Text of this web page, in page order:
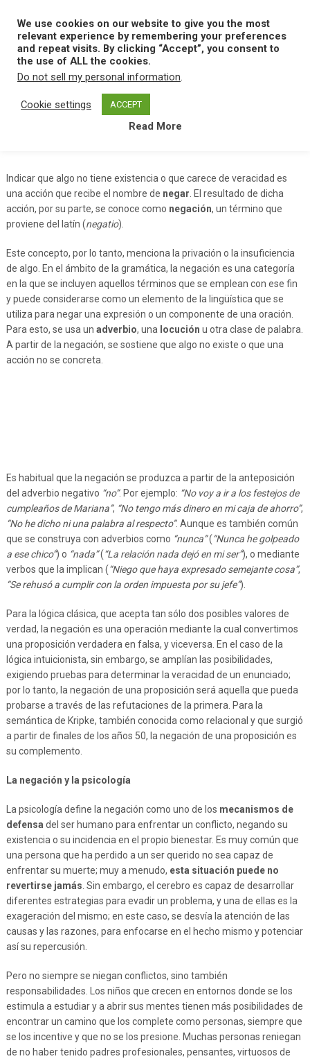
content
MENU
Home N Negacion
Indicar que algo no tiene existencia o que carece de veracidad es
una acción que recibe el nombre de negar . El resultado de dicha
acción, por su parte, se conoce como negación, un término que
proviene del latín (negatio).
Este concepto, por lo tanto, menciona la privación o la insuficiencia
de algo. En el ámbito de la gramática, la negación es una categoría
en la que se incluyen aquellos términos que se emplean con ese fin
y puede considerarse como un elemento de la lingüística que se
utiliza para negar una expresión o un componente de una oración.
Para esto, se usa un adverbio, una locución u otra clase de palabra.
A partir de la negación, se sostiene que algo no existe o que una
acción no se concreta.
Es habitual que la negación se produzca a partir de la anteposición
del adverbio negativo “no”. Por ejemplo: “No voy a ir a los festejos de
cumpleaños de Mariana”, “No tengo más dinero en mi caja de ahorro”,
“No he dicho ni una palabra al respecto”. Aunque es también común
que se construya con adverbios como “nunca”(“Nunca he golpeado
a ese chico”) o “nada”(“La relación nada dejó en mi ser”), o mediante
verbos que la implican (“Niego que haya expresado semejante cosa”,
“Se rehusó a cumplir con la orden impuesta por su jefe”).
Para la lógica clásica, que acepta tan sólo dos posibles valores de
verdad, la negación es una operación mediante la cual convertimos
una proposición verdadera en falsa, y viceversa. En el caso de la
lógica intuicionista, sin embargo, se amplían las posibilidades,
exigiendo pruebas para determinar la veracidad de un enunciado;
por lo tanto, la negación de una proposición será aquella que pueda
probarse a través de las refutaciones de la primera. Para la
semántica de Kripke, también conocida como relacional y que surgió
a partir de finales de los años 50, la negación de una proposición es
su complemento.
La negación y la psicología
La psicología define la negación como uno de los mecanismos de
defensa del ser humano para enfrentar un conflicto, negando su
existencia o su incidencia en el propio bienestar. Es muy común que
una persona que ha perdido a un ser querido no sea capaz de
enfrentar su muerte; muy a menudo, esta situación puede no
revertirse jamás . Sin embargo, el cerebro es capaz de desarrollar
diferentes estrategias para evadir un problema, y una de ellas es la
exageración del mismo; en este caso, se desvía la atención de las
causas y las razones, para enfocarse en el hecho mismo y potenciar
así su repercusión.
Pero no siempre se niegan conflictos, sino también
responsabilidades. Los niños que crecen en entornos donde se los
estimula a estudiar y a abrir sus mentes tienen más posibilidades de
encontrar un camino que los complete como personas, siempre que
se los incentive y que no se los presione. Muchas personas reniegan
de no haber tenido padres profesionales, pensantes, virtuosos de
We use cookies on our website to give you the most
relevant experience by remembering your preferences
and repeat visits. By clicking “Accept”, you consent to
the use of ALL the cookies.
Do not sell my personal information.
Cookie settings ACCEPT
Read More